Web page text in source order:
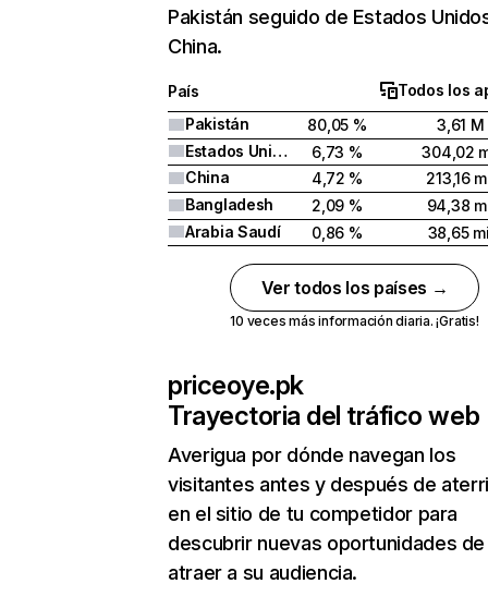
Pakistán seguido de Estados
China.
País
Todos los
Pakistán
80,05 %
3,61 M
Estados Unidos
6,73 %
304,02
China
4,72 %
213,16
Bangladesh
2,09 %
94,38
Arabia Saudí
0,86 % 38,65
Ver todos los países →
10 veces más información diaria. ¡Gratis!
priceoye.pk
Trayectoria del tráfico web
Averigua por dónde navegan los
visitantes antes y después de
en el sitio de tu competidor para
descubrir nuevas oportunidades de
atraer a su audiencia.